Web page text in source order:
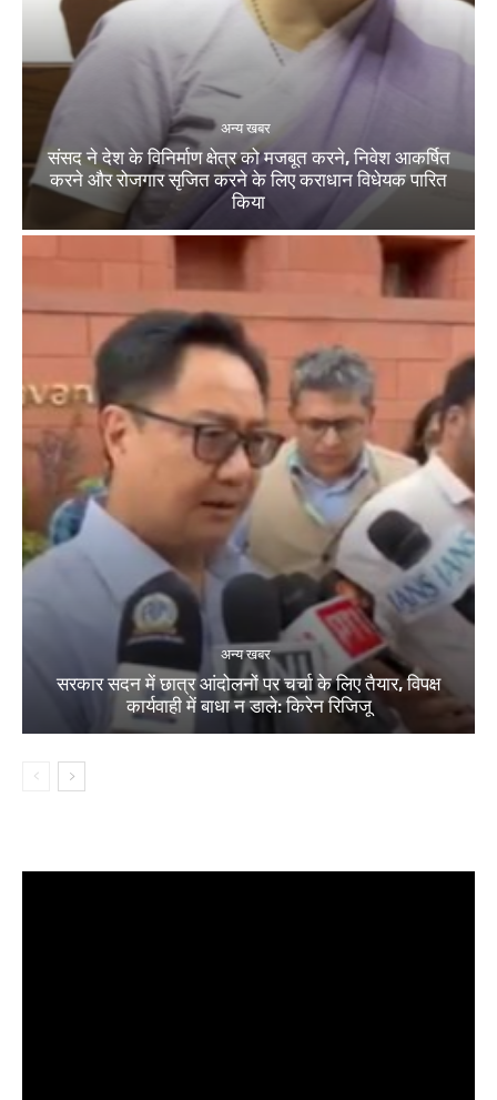
अन्य खबर
संसद ने देश के विनिर्माण क्षेत्र को मजबूत करने, निवेश आकर्षित
करने और रोजगार सृजित करने के लिए कराधान विधेयक पारित
किया
अन्य खबर
सरकार सदन में छात्र आंदोलनों पर चर्चा के लिए तैयार, विपक्ष
कार्यवाही में बाधा न डाले: किरेन रिजिजू